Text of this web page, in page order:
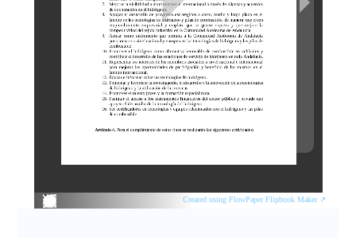
Created using FlowPaper Flipbook Maker ↗